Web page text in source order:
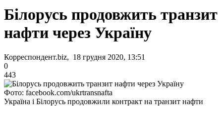
Білорусь продовжить транзит
нафти через Україну
Корреспондент.biz, 18 грудня 2020, 13:51
0
443
Фото: facebook.com/ukrtransnafta
Україна і Білорусь продовжили контракт на транзит нафти